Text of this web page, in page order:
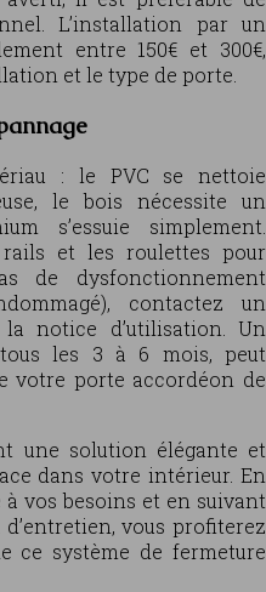
L’installation par un
entre 150€ et 300€,
et le type de porte.
: le PVC se nettoie
le bois nécessite un
s’essuie simplement.
et les roulettes pour
de dysfonctionnement
contactez un
notice d’utilisation. Un
les 3 à 6 mois, peut
votre porte accordéon de
une solution élégante et
dans votre intérieur. En
vos besoins et en suivant
vous profiterez
ce système de fermeture